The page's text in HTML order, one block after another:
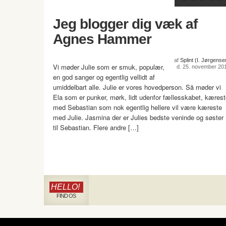
Jeg blogger dig væk af
Agnes Hammer
af Splint (I.
d. 25. november
Vi møder Julie som er smuk, populær,
en god sanger og egentlig vellidt af
umiddelbart alle. Julie er vores hovedperson. Så møder vi
Ela som er punker, mørk, lidt udenfor fællesskabet,
med Sebastian som nok egentlig hellere vil være kæreste
med Julie. Jasmina der er Julies bedste veninde og søster
til Sebastian. Flere andre […]
HELLO!
FIND OS